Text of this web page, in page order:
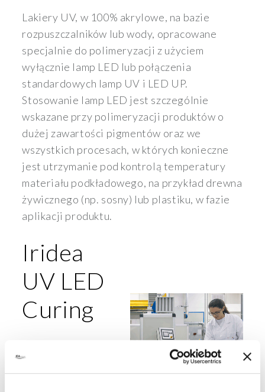
Lakiery UV, w 100% akrylowe, na bazie
rozpuszczalników lub wody, opracowane
specjalnie do polimeryzacji z użyciem
wyłącznie lamp LED lub połączenia
standardowych lamp UV i LED UP.
Stosowanie lamp LED jest szczególnie
wskazane przy polimeryzacji produktów o
dużej zawartości pigmentów oraz we
wszystkich procesach, w których konieczne
jest utrzymanie pod kontrolą temperatury
materiału podkładowego, na przykład drewna
żywicznego (np. sosny) lub plastiku, w fazie
aplikacji produktu.
Iridea
UV LED
Curing
polimeryzowane